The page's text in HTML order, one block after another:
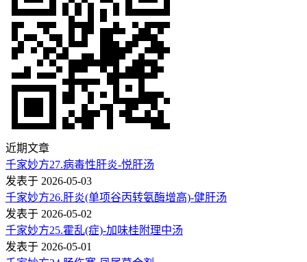
近期文章
千家妙方27.病毒性肝炎-悦肝汤
发表于 2026-05-03
千家妙方26.肝炎(单项谷丙转氨酶增高)-健肝汤
发表于 2026-05-02
千家妙方25.霍乱(症)-加味桂附理中汤
发表于 2026-05-01